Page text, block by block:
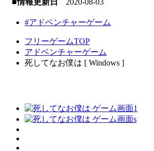
■情報更新日 2020-08-03
#アドベンチャーゲーム
フリーゲームTOP
アドベンチャーゲーム
死してなお僕は [ Windows ]